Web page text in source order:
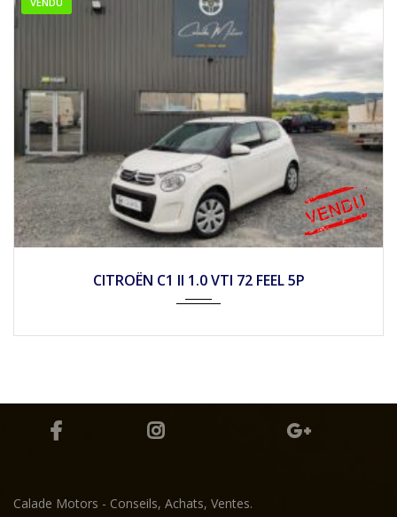
CITROËN C1 II 1.0 VTI 72 FEEL 5P
Calade Motors - Conseils, Achats, Ventes.